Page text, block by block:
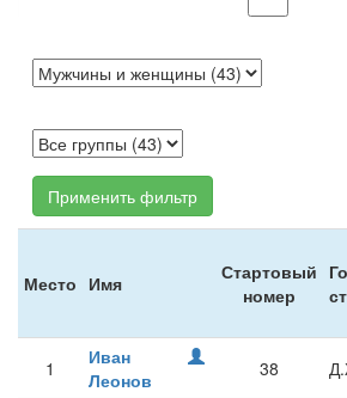
Применить фильтр
Место Имя
Стартовый
номер
1
Иван
Леонов
38